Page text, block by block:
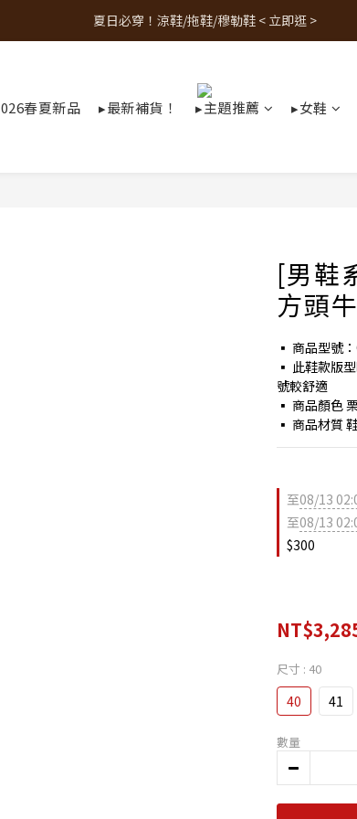
人氣熱銷款！最新補貨 < 立即逛 >
夏日必穿！涼鞋/拖鞋/穆勒鞋 < 立即逛 >
春夏新品 ▸最新補貨！ ▸主題推薦 ▸女鞋
[男鞋
方頭
▪ 商品型號
▪ 此鞋款版
號較舒適
▪ 商品顏色
▪ 商品材質
至08/13
至08/13
$300
尺寸 : 40
40 41
數量